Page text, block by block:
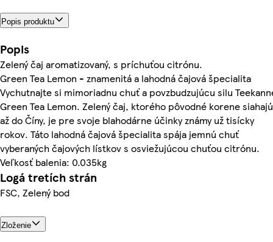
Popis produktu
Popis
Zelený čaj aromatizovaný, s príchuťou citrónu.
Green Tea Lemon - znamenitá a lahodná čajová špecialita
Vychutnajte si mimoriadnu chuť a povzbudzujúcu silu
Green Tea Lemon. Zelený čaj, ktorého pôvodné korene siahajú
až do Číny, je pre svoje blahodárne účinky známy už tisícky
rokov. Táto lahodná čajová špecialita spája jemnú chuť
vyberaných čajových lístkov s osviežujúcou chuťou citrónu.
Veľkosť balenia: 0.035kg
Logá tretích strán
FSC, Zelený bod
Zloženie